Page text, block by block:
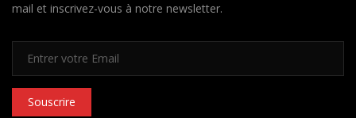
mail et inscrivez-vous à notre newsletter.
Souscrire